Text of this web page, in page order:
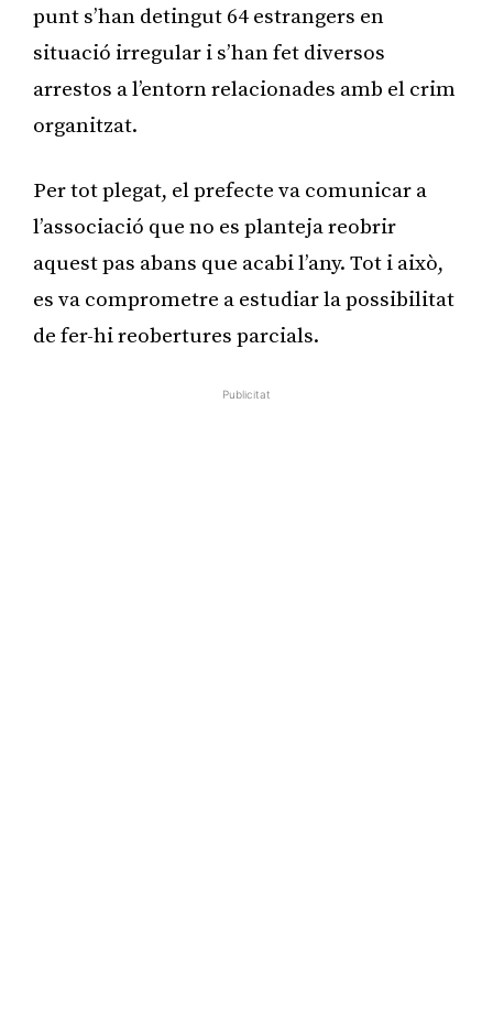
punt s’han detingut 64 estrangers en
situació irregular i s’han fet diversos
arrestos a l’entorn relacionades amb el crim
organitzat.
Per tot plegat, el prefecte va comunicar a
l’associació que no es planteja reobrir
aquest pas abans que acabi l’any. Tot i això,
es va comprometre a estudiar la possibilitat
de fer-hi reobertures parcials.
Publicitat